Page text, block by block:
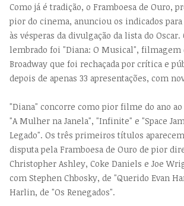
Como já é tradição, o Framboesa de Ouro,
pior do cinema, anunciou os indicados para
às vésperas da divulgação da lista do
lembrado foi "Diana: O Musical", filmagem
Broadway que foi rechaçada por crítica e
depois de apenas 33 apresentações, com
"Diana" concorre como pior filme do ano ao
"A Mulher na Janela", "Infinite" e "Space
Legado". Os três primeiros títulos
disputa pela Framboesa de Ouro de pior
Christopher Ashley, Coke Daniels e Joe
com Stephen Chbosky, de "Querido Evan
Harlin, de "Os Renegados".